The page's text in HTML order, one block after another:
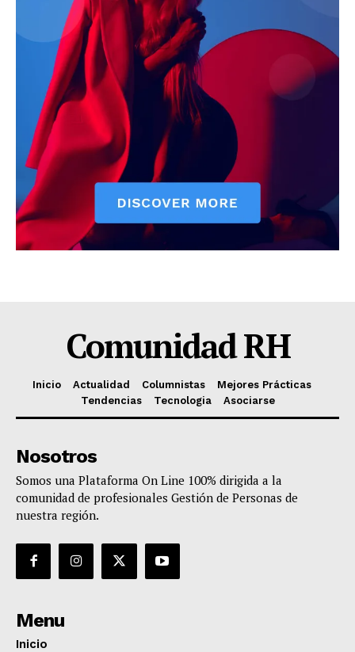
Comunidad RH
Inicio Actualidad Columnistas
Mejores Prácticas
Tendencias
Tecnologia Asociarse
Nosotros
Somos una Plataforma On Line 100% dirigida a la
comunidad de profesionales Gestión de Personas de
nuestra región.
Menu
Inicio